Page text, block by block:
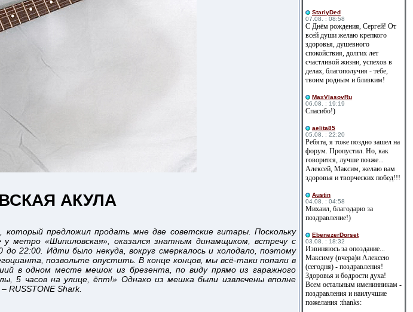
АКУЛА
предложил продать мне две советские гитары. Поскольку
метро «Шипиловская», оказался знатным динамщиком, встречу с
22:00. Идти было некуда, вокруг смеркалось и холодало, поэтому
позвольте опустить. В конце концов, мы всё-таки попали в
в одном месте мешок из брезента, по виду прямо из гаражного
5 часов на улице, ёпт!» Однако из мешка были извлечены вполне
RUSSTONE Shark.
StariyDed
07.08. : 08:58
С Днём рождения, Сергей! От
всей души желаю крепкого
здоровья, душевного
спокойствия, долгих лет
счастливой жизни, успехов в
делах, благополучия - тебе,
твоим родным и близким!
MaxVlasovRu
06.08. : 19:19
Спасибо!)
aelita85
05.08. : 22:20
Ребята, я тоже поздно зашел на
форум. Пропустил. Но, как
говорится, лучше позже...
Алексей, Максим, желаю вам
здоровья и творческих побед!!!
Austin
04.08. : 04:58
Михаил, благодарю за
поздравление!)
EbenezerDorset
03.08. : 18:32
Извиняюсь за опоздание...
Максиму (вчера)и Алексею
(сегодня) - поздравления!
Здоровья и бодрости духа!
Всем остальным именинникам -
поздравления и наилучшие
пожелания :thanks: